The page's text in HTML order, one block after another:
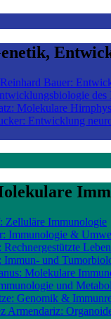
Bauer:
des
Molekulare
Entwicklung
Zelluläre Immunologie
Immunologie &
Rechnergestützte
Immun- und
Molekulare
und
Genomik &
Armendariz: